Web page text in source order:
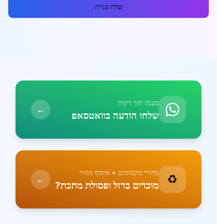
שלח פנייה
מענה תוך דקות
שלחו הודעה בוואטסאפ ←
♻️ מחירי מקסימום + איסוף מהיר
מוכרים ברזל ופסולת מתכת? ←